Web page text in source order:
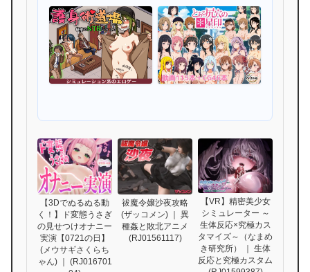
【3Dでぬるぬる動
く！】ド変態うさぎ
の見せつけオナニー
実演【0721の日】
(メウサギさくらち
ゃん) ｜ (RJ016701
祓魔令嬢沙夜攻略
(ザッコメン) ｜ 異
種姦と敗北アニメ
(RJ01561117)
【VR】精密美少女
シミュレーター ～
生体反応×究極カス
タマイズ～（なまめ
き研究所） ｜ 生体
反応と究極カスタム